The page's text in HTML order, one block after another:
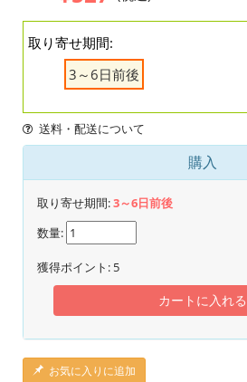
取り寄せ期間:
3～6日前後
送料・配送について
購入
取り寄せ期間:3～6日前後
数量:
獲得ポイント: 5
カートに入れる
お気に入りに追加